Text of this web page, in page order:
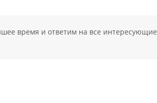
время и ответим на все интересующие